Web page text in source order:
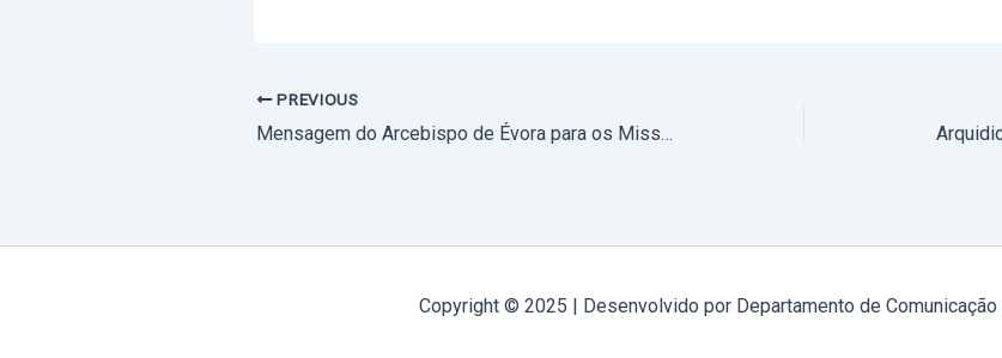
PREVIOUS
Mensagem do Arcebispo de Évora para os Missionários da Missão País – Campinho, Cumeada e S. Marcos do Campo (Reguengos de Monsaraz)
Copyright © 2025 | Desenvolvido por Departamento de